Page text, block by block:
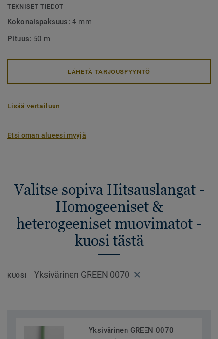
TEKNISET TIEDOT
Kokonaispaksuus:4 mm
Pituus: 50 m
LÄHETÄ TARJOUSPYYNTÖ
Lisää vertailuun
Etsi oman alueesi myyjä
Valitse sopiva Hitsauslangat -
Homogeeniset &
heterogeeniset muovimatot -
kuosi tästä
KUOSI Yksivärinen GREEN 0070
Yksivärinen GREEN 0070